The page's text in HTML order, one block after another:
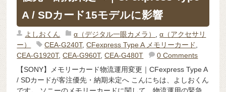
A / SDカード15モデルに影響
よしおくん α（デジタル一眼カメラ） ,α（アクセサリ
ー）
CEA-G240T,CFexpress Type A メモリーカード
CEA-G1920T,CEA-G960T,CEA-G480T
0 Comments
【SONY】メモリーカード物流運用変更｜CFexpress Type A
/ SDカードが客注優先・納期未定へ こんにちは、よしおくん